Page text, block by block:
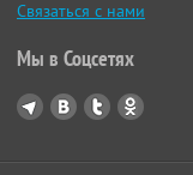
Связаться с нами
Мы в Соцсетях